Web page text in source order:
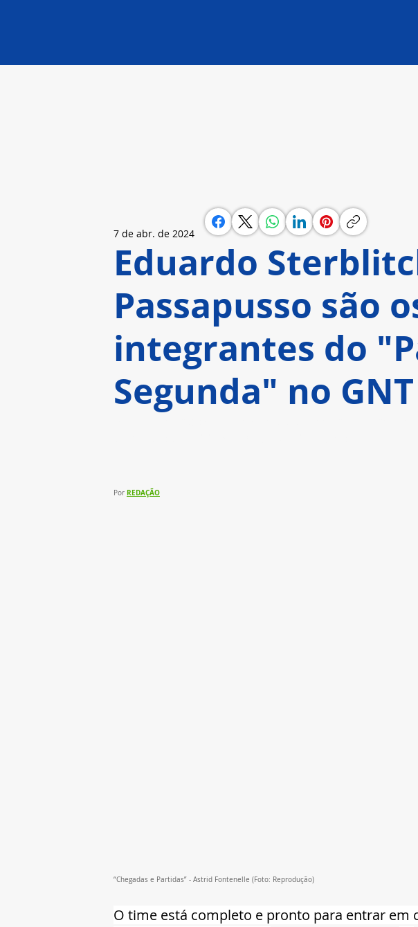
Eduardo
Passapusso são
integrantes do
Segunda" no GNT
7 de abr. de 2024
Por REDAÇÃO
“Chegadas e Partidas” - Astrid Fontenelle (Foto: Reprodução)
O time está completo e pronto para entrar em